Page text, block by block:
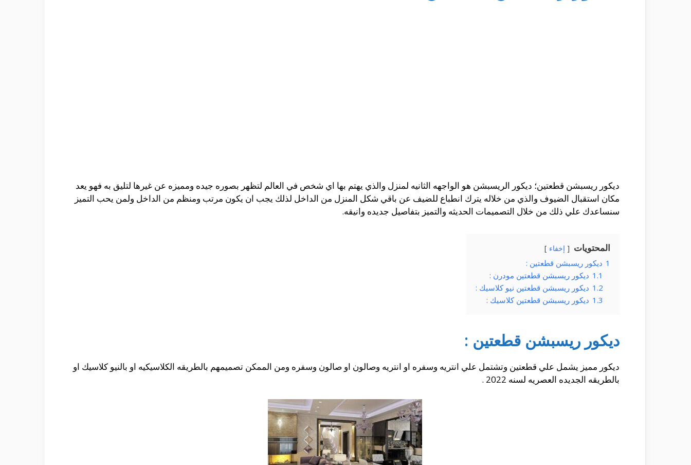
ديكور ريسبشن قطعتين؛ ديكور الريسبشن هو الواجهه الثانيه لمنزل والذي يهتم بها اي شخص في العالم لتظهر بصوره جيده ومميزه عن غيرها لتليق به فهو يعد
مكان استقبال الضيوف والذي من خلاله يترك انطباع للضيف عن باقي شكل المنزل من الداخل لذلك يجب ان يكون مرتب ومنظم من الداخل ولمن يحب التميز
سنساعدك علي ذلك من خلال التصميمات الحديثه والتميز بتفاصيل جديده وانيقه.
المحتويات إخفاء
1 ديكور ريسبشن قطعتين :
1.1 ديكور ريسبشن قطعتين مودرن :
1.2 ديكور ريسبشن قطعتين نيو كلاسيك :
1.3 ديكور ريسبشن قطعتين كلاسيك :
ديكور ريسبشن قطعتين :
ديكور مميز يشمل علي قطعتين وتشتمل علي انتريه وسفره او انتريه وصالون او صالون وسفره ومن الممكن تصميمهم بالطريقه الكلاسيكيه او بالنيو كلاسيك او
بالطريقه الجديده العصريه لسنه 2022 .